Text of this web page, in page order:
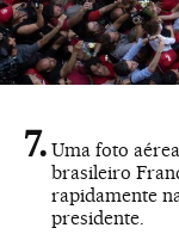
Uma foto
brasileiro
rapidamente
presidente.